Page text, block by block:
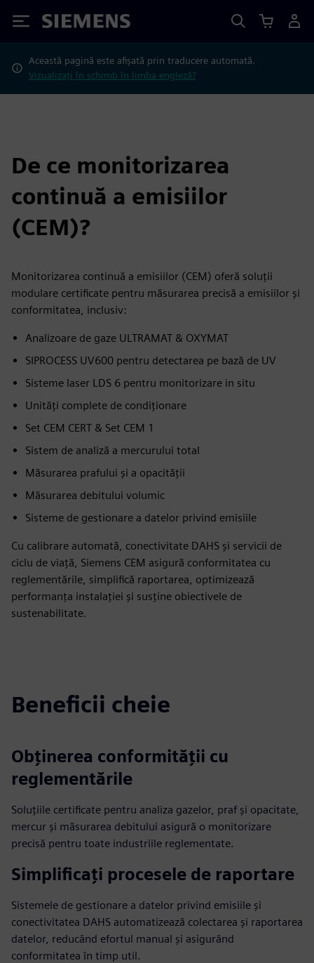
Siemens
Această pagină este afișată prin traducere automată.
Vizualizați în schimb în limba engleză?
De ce monitorizarea
continuă a emisiilor
(CEM)?
Monitorizarea continuă a emisiilor (CEM) oferă soluții
modulare certificate pentru măsurarea precisă a emisiilor și
conformitatea, inclusiv:
Analizoare de gaze ULTRAMAT & OXYMAT
SIPROCESS UV600 pentru detectarea pe bază de UV
Sisteme laser LDS 6 pentru monitorizare in situ
Unități complete de condiționare
Set CEM CERT & Set CEM 1
Sistem de analiză a mercurului total
Măsurarea prafului și a opacității
Măsurarea debitului volumic
Sisteme de gestionare a datelor privind emisiile
Cu calibrare automată, conectivitate DAHS și servicii de
ciclu de viață, Siemens CEM asigură conformitatea cu
reglementările, simplifică raportarea, optimizează
performanța instalației și susține obiectivele de
sustenabilitate.
Beneficii cheie
Obținerea conformității cu
reglementările
Soluțiile certificate pentru analiza gazelor, praf și opacitate,
mercur și măsurarea debitului asigură o monitorizare
precisă pentru toate industriile reglementate.
Simplificați procesele de raportare
Sistemele de gestionare a datelor privind emisiile și
conectivitatea DAHS automatizează colectarea și raportarea
datelor, reducând efortul manual și asigurând
conformitatea în timp util.